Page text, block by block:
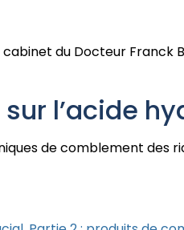
du Docteur Franck
l’acide
de comblement